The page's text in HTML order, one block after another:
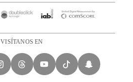
VISÍTANOS EN